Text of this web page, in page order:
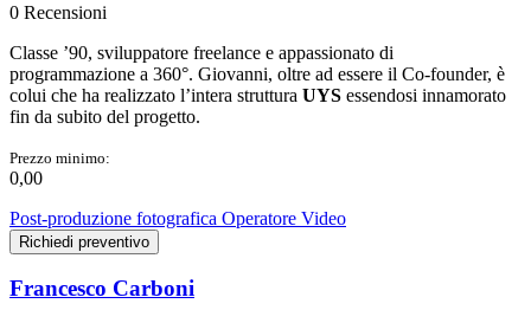
0 Recensioni
Classe ’90, sviluppatore freelance e appassionato di
programmazione a 360°. Giovanni, oltre ad essere il Co-founder, è
colui che ha realizzato l’intera struttura UYS essendosi innamorato
fin da subito del progetto.
Prezzo minimo:
0,00
Post-produzione fotografica Operatore Video
Richiedi preventivo
Francesco Carboni